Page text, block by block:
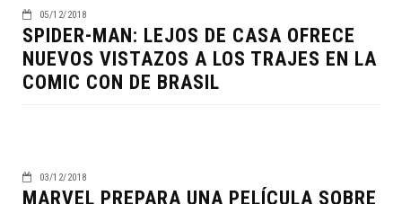
05/12/2018
SPIDER-MAN: LEJOS DE CASA OFRECE
NUEVOS VISTAZOS A LOS TRAJES EN LA
COMIC CON DE BRASIL
03/12/2018
MARVEL PREPARA UNA PELÍCULA SOBRE